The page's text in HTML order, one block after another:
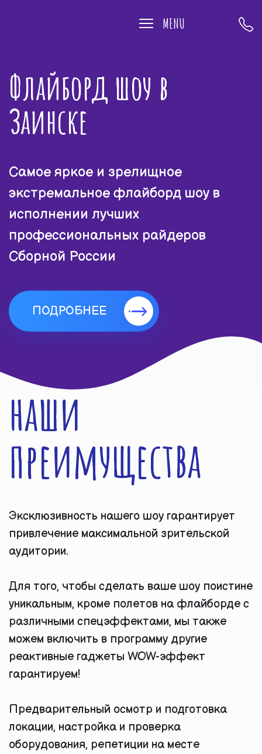
MENU
Флайборд шоу в
Заинске
Самое яркое и зрелищное
экстремальное флайборд шоу в
исполнении лучших
профессиональных райдеров
Сборной России
ПОДРОБНЕЕ
наши
преимущества
Эксклюзивность нашего шоу гарантирует
привлечение максимальной зрительской
аудитории.
Для того, чтобы сделать ваше шоу поистине
уникальным, кроме полетов на флайборде с
различными спецэффектами, мы также
можем включить в программу другие
реактивные гаджеты WOW-эффект
гарантируем!
Предварительный осмотр и подготовка
локации, настройка и проверка
оборудования, репетиции на месте